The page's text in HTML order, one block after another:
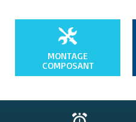
MONTAGE
COMPOSANT